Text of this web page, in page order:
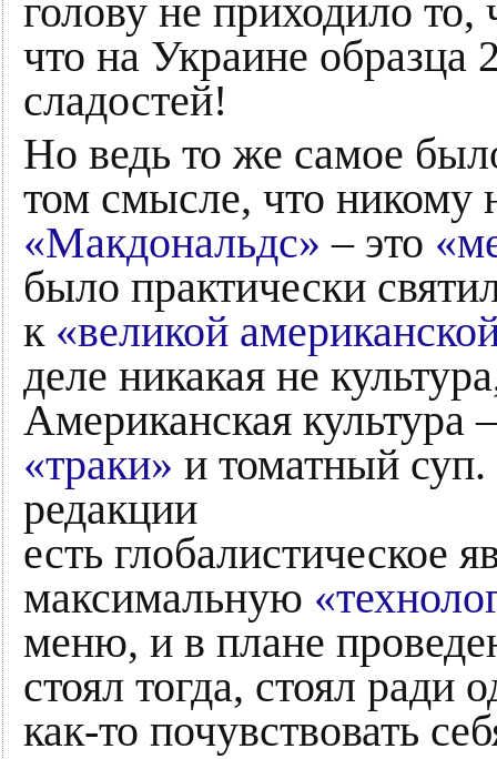
голову не приходило то,
что на Украине образца
сладостей!
Но ведь то же самое
том смысле, что никому
«Макдональдс» – это
было практически
к «великой
деле никакая не
Американская культура
«траки» и томатный
редакции
есть глобалистическое
максимальную
меню, и в плане
стоял тогда, стоял ради
как-то почувствовать